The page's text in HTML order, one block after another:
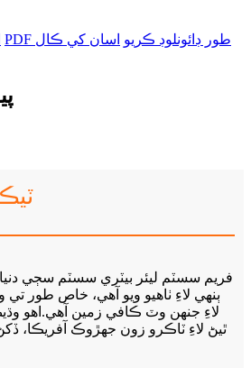
PDF طور ڊائونلوڊ ڪريو اسان کي ڪال
ٻنهي لاءِ ٺاهيو ويو آهي، خاص طور
لاءِ جنهن وٽ ڪافي زمين آهي.اهو
ٿيڻ لاءِ ٽاڪرو زون جهڙوڪ آفريڪا،